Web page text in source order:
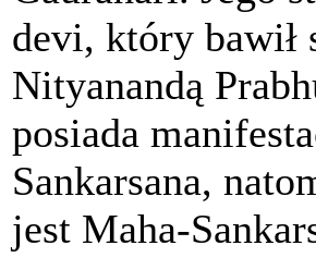
devi, który bawił
Nityanandą
posiada
Sankarsana,
jest Maha-